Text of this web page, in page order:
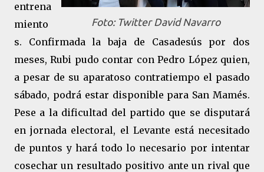
Foto: Twitter David Navarro
entrena
miento
s. Confirmada la baja de Casadesús por dos
meses, Rubi pudo contar con Pedro López quien,
a pesar de su aparatoso contratiempo el pasado
sábado, podrá estar disponible para San Mamés.
Pese a la dificultad del partido que se disputará
en jornada electoral, el Levante está necesitado
de puntos y hará todo lo necesario por intentar
cosechar un resultado positivo ante un rival que